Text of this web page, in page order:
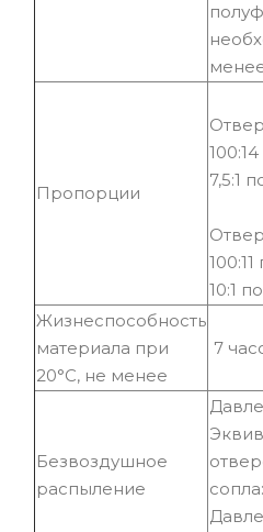
Пропорции
7,5:1
10:1
Жизнеспособность
материала при
20°С, не менее
7
Безвоздушное
распыление